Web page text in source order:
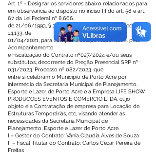
Art. 1º - Designar os servidores abaixo relacionados para,
em observância ao disposto no inciso III do art. 58 e art.
67 da Lei Federal nº 8.666,
de 21/06/1993, § 3º do art. 7º e art. 117, da Lei Federal nº
14.133, de
01/04/2021, para compor a equipe responsável pelo
Acompanhamento
e Fiscalização do Contrato nº027/2024 e/ou seus
substitutos, decorrente do Pregão Presencial SRP nº
031/2023, Processo nº 082/2023, que
entre si celebram o Município de Porto Acre por
intermédio da Secretaria Municipal de Planejamento,
Esporte e Lazer de Porto Acre e a Empresa LIFE SHOW
PRODUCOES EVENTOS E COMERCIO LTDA, cujo
objeto é a Contratação de empresa para Locação de
Estruturas Temporárias, etc, visando atender as
necessidades da Secretaria Municipal de
Planejamento, Esporte e Lazer de Porto Acre.
I – Gestor do Contrato: Vânia Claudia Alves de Souza
II – Fiscal Titular do Contrato: Carlos Cézar Pereira de
Freitas